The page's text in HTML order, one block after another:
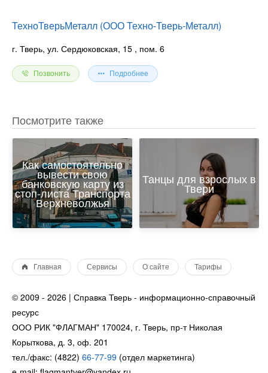
ТехноТверьМеталл (ООО Техно-Тверь-Металл)
г. Тверь, ул. Сердюковская, 15 , пом. 6
Позвонить Подробнее
Посмотрите также
Как самостоятельно
вывести свою
банковскую карту из
стоп-листа Транспорта
Верхневолжья
Танцы для взрослых в
Твери
Главная Сервисы О сайте Тарифы
© 2009 - 2026 | Справка Тверь - информационно-справочный
ресурс
ООО РИК "ФЛАГМАН" 170024, г. Тверь, пр-т Николая
Корыткова, д. 3, оф. 201
тел./факс: (4822) 66-77-99 (отдел маркетинга)